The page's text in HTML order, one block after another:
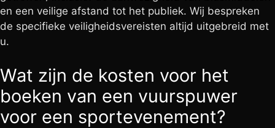
en een veilige afstand tot het publiek. Wij bespreken
de specifieke veiligheidsvereisten altijd uitgebreid met
u.
Wat zijn de kosten voor het
boeken van een vuurspuwer
voor een sportevenement?